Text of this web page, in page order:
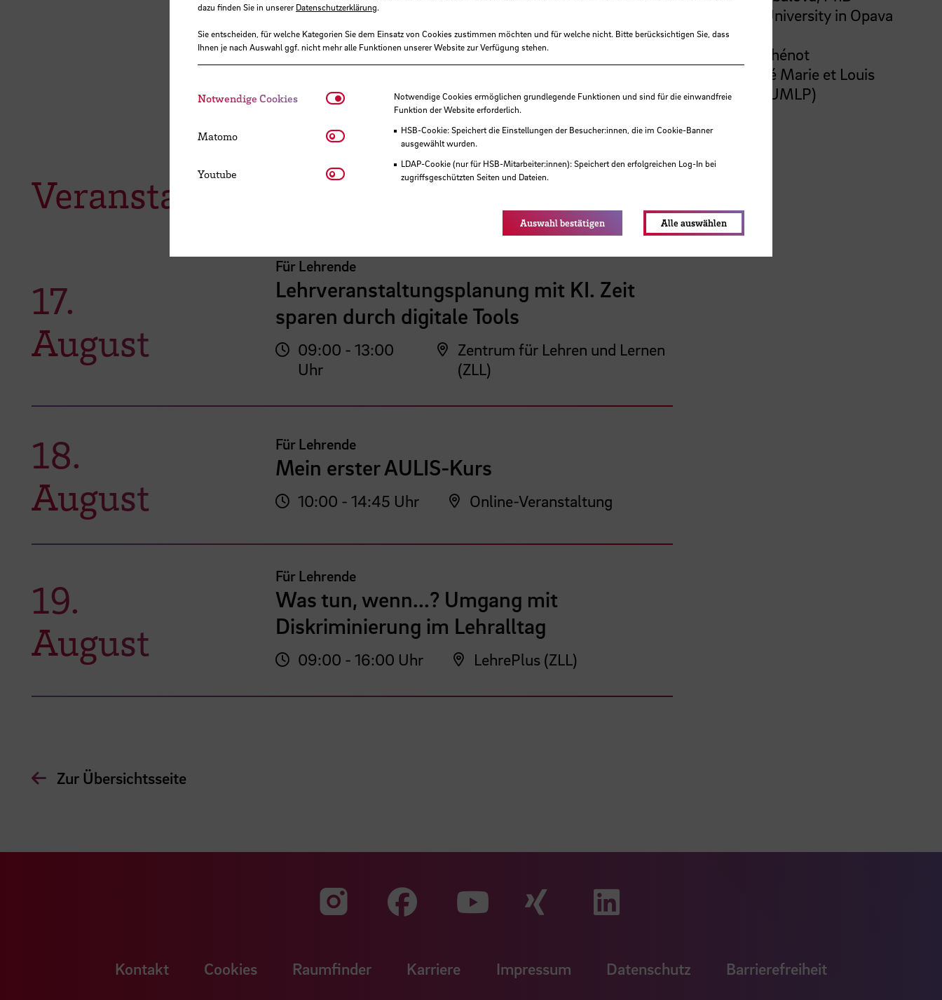
Silesian University in Opava
(SUO)
Nicolas Thénot
Université Marie et Louis
Pasteur (UMLP)
Veranstaltungen der HSB
17.
August
Für Lehrende
Lehrveranstaltungsplanung mit KI. Zeit
sparen durch digitale Tools
09:00 - 13:00
Uhr
Zentrum für Lehren und Lernen
(ZLL)
18.
August
Für Lehrende
Mein erster AULIS-Kurs
10:00 - 14:45 Uhr Online-Veranstaltung
19.
August
Für Lehrende
Was tun, wenn...? Umgang mit
Diskriminierung im Lehralltag
09:00 - 16:00 Uhr LehrePlus (ZLL)
Zur Übersichtsseite
Zu unserer Facebook Seite
Zu unserer Xing Seite
Zu unserer LinkedIn Seite
Kontakt Cookies Raumfinder Karriere Impressum Datenschutz Barrierefreiheit
dazu finden Sie in unsererDatenschutzerklärung.
Sie entscheiden, für welche Kategorien Sie dem Einsatz von Cookies zustimmen möchten und für welche nicht. Bitte berücksichtigen Sie, dass
Ihnen je nach Auswahl ggf. nicht mehr alle Funktionen unserer Website zur Verfügung stehen.
Notwendige Cookies Notwendige CookiesNotwendige Cookies ermöglichen grundlegende Funktionen und sind für die einwandfreie
Funktion der Website erforderlich.
HSB-Cookie: Speichert die Einstellungen der Besucher:innen, die im Cookie-Banner
ausgewählt wurden.
LDAP-Cookie (nur für HSB-Mitarbeiter:innen): Speichert den erfolgreichen Log-In bei
zugriffsgeschützten Seiten und Dateien.
Matomo Matomo
Youtube Youtube
Auswahl bestätigen Alle auswählen